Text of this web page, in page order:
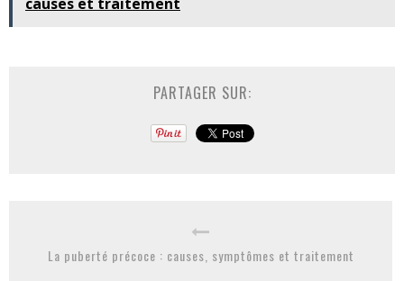
PARTAGER SUR:
La puberté précoce : causes, symptômes et traitement